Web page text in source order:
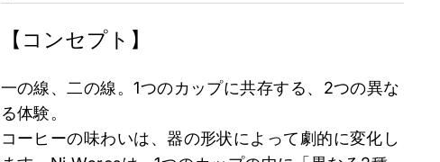
【コンセプト】
一の線、二の線。1つのカップに共存する、2つの異な
る体験。
コーヒーの味わいは、器の形状によって劇的に変化し